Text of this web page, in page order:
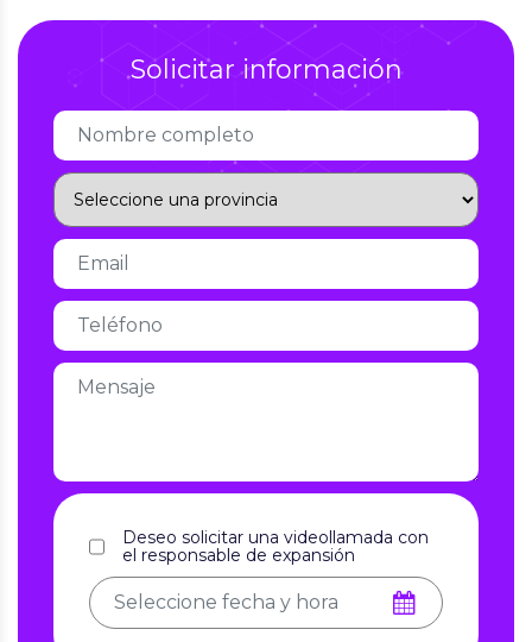
Solicitar información
Deseo solicitar una videollamada con
el responsable de expansión